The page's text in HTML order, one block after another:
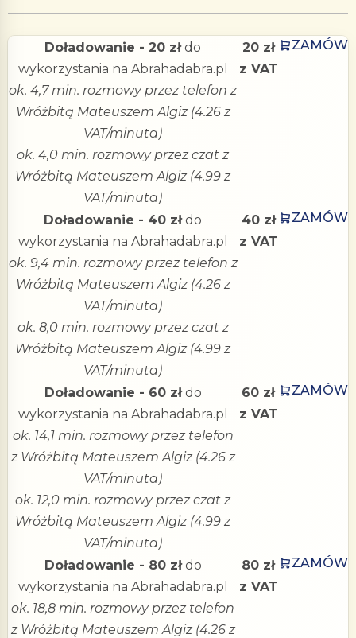
Doładowanie - 20 złdo
wykorzystania na Abrahadabra.pl
ok. 4,7 min. rozmowy przez telefon z
Wróżbitą Mateuszem Algiz (4.26 z
VAT/minuta)
ok. 4,0 min. rozmowy przez czat z
Wróżbitą Mateuszem Algiz (4.99 z
VAT/minuta)
20 zł
z VAT
ZAMÓW
Doładowanie - 40 złdo
wykorzystania na Abrahadabra.pl
ok. 9,4 min. rozmowy przez telefon z
Wróżbitą Mateuszem Algiz (4.26 z
VAT/minuta)
ok. 8,0 min. rozmowy przez czat z
Wróżbitą Mateuszem Algiz (4.99 z
VAT/minuta)
40 zł
z VAT
ZAMÓW
Doładowanie - 60 złdo
wykorzystania na Abrahadabra.pl
ok. 14,1 min. rozmowy przez telefon
z Wróżbitą Mateuszem Algiz (4.26 z
VAT/minuta)
ok. 12,0 min. rozmowy przez czat z
Wróżbitą Mateuszem Algiz (4.99 z
VAT/minuta)
60 zł
z VAT
ZAMÓW
Doładowanie - 80 złdo
wykorzystania na Abrahadabra.pl
ok. 18,8 min. rozmowy przez telefon
z Wróżbitą Mateuszem Algiz (4.26 z
80 zł
z VAT
ZAMÓW